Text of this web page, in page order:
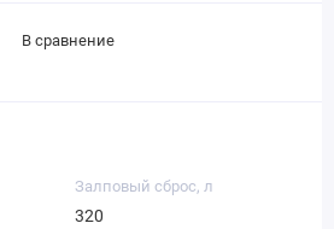
В сравнение
Залповый сброс, л
320